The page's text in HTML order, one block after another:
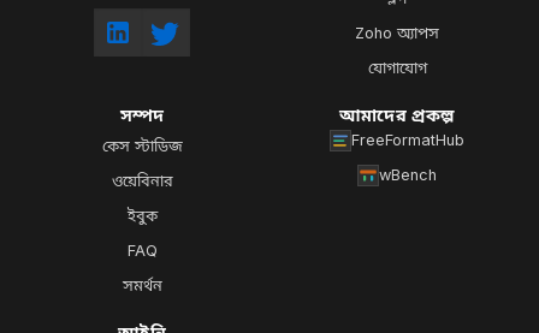
Zoho অ্যাপস
যোগাযোগ
সম্পদ
কেস স্টাডিজ
ওয়েবিনার
ইবুক
FAQ
সমর্থন
আমাদের প্রকল্প
FreeFormatHub
wBench